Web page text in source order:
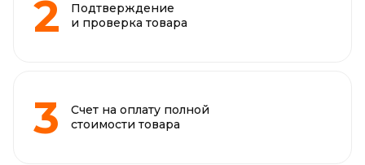
Подтверждение
и проверка товара
Счет на оплату полной
стоимости товара